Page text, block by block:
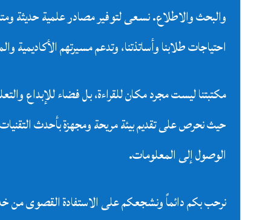
والبحث والاطلاع. نسعى لتوفير مصادر علمية حديثة
احتياجات طلابنا وأساتذتنا، وتدعم مسيرتهم الأكاديمية
مكتبتنا ليست مجرد مكان للقراءة، بل فضاء للإبداع
حيث نحرص على تقديم بيئة مريحة ومجهزة بأحدث
الوصول إلى المعلومات.
نرحب بكم دائماً ونشجعكم على الاستفادة القصوى من